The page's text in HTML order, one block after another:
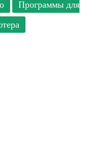
Программы для